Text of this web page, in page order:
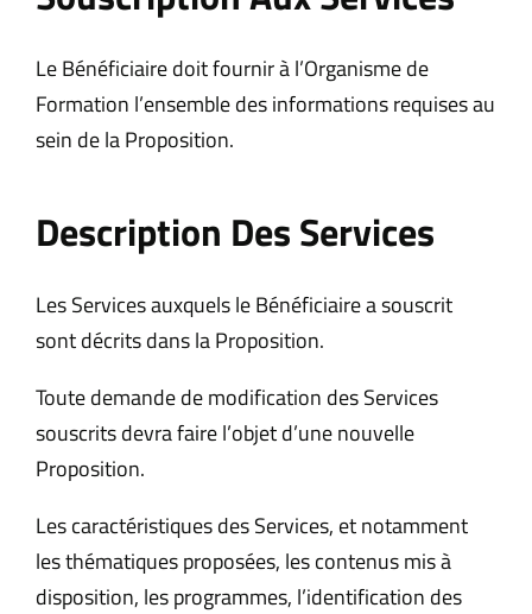
Le Bénéficiaire doit fournir à l’Organisme de
Formation l’ensemble des informations requises au
sein de la Proposition.
Description Des Services
Les Services auxquels le Bénéficiaire a souscrit
sont décrits dans la Proposition.
Toute demande de modification des Services
souscrits devra faire l’objet d’une nouvelle
Proposition.
Les caractéristiques des Services, et notamment
les thématiques proposées, les contenus mis à
disposition, les programmes, l’identification des